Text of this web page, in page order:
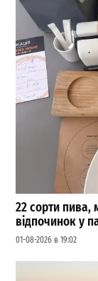
22 сорти пива,
відпочинок у
01-08-2026 в 19:02